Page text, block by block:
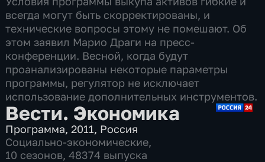
всегда могут быть скорректированы, и
технические вопросы этому не помешают. Об
этом заявил Марио Драги на пресс-
конференции. Весной, когда будут
проанализированы некоторые параметры
программы, регулятор не исключает
использование дополнительных инструментов.
Вести. Экономика
Программа,2011, Россия
Социально-экономические,
10 сезонов, 48374 выпуска